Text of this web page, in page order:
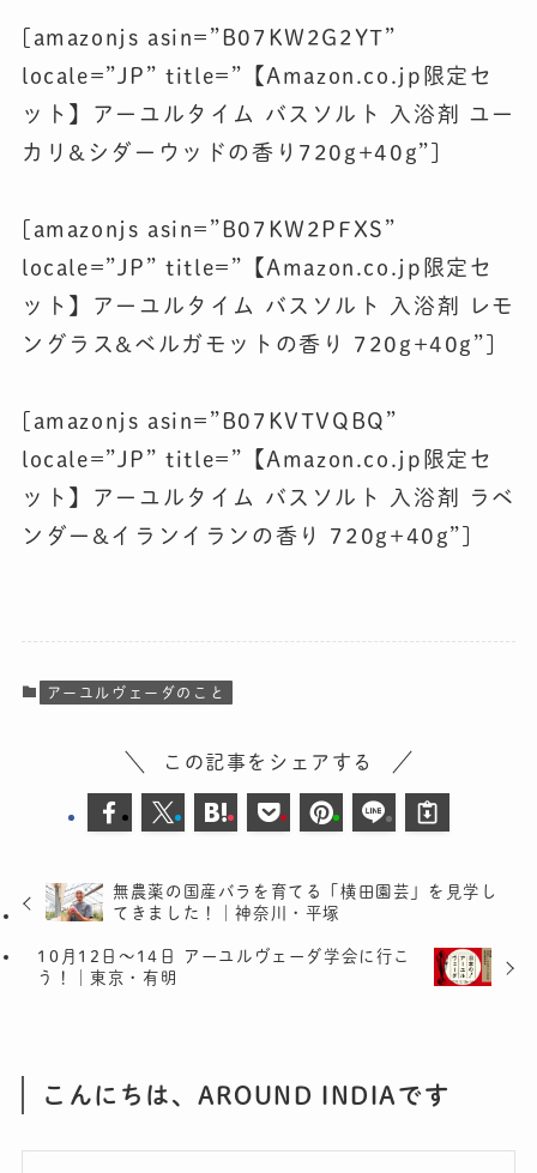
[amazonjs asin=”B07KW2G2YT”
locale=”JP” title=”【Amazon.co.jp限定セ
ット】アーユルタイム バスソルト 入浴剤 ユー
カリ&シダーウッドの香り720g+40g”]
[amazonjs asin=”B07KW2PFXS”
locale=”JP” title=”【Amazon.co.jp限定セ
ット】アーユルタイム バスソルト 入浴剤 レモ
ングラス&ベルガモットの香り 720g+40g”]
[amazonjs asin=”B07KVTVQBQ”
locale=”JP” title=”【Amazon.co.jp限定セ
ット】アーユルタイム バスソルト 入浴剤 ラベ
ンダー&イランイランの香り 720g+40g”]
アーユルヴェーダのこと
この記事をシェアする
無農薬の国産バラを育てる「横田園芸」を見学し
てきました！｜神奈川・平塚
10月12日～14日 アーユルヴェーダ学会に行こ
う！｜東京・有明
こんにちは、AROUND INDIAです